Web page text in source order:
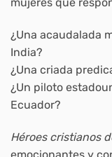
¿Una acaudalada
India?
¿Una criada
¿Un piloto
Ecuador?
Héroes cristianos
emocionantes y